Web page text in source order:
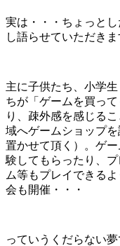
実は・・・ちょっと
し語らせていただきま
主に子供たち、小学
ちが「ゲームを買っ
り、疎外感を感じる
域へゲームショップ
置かせて頂く）。ゲ
験してもらったり、
ム等もプレイできる
会も開催・・・
っていうくだらない